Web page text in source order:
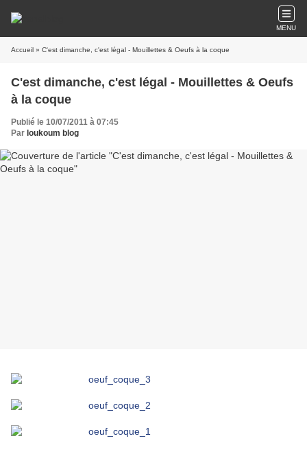
MENU
Accueil » C'est dimanche, c'est légal - Mouillettes & Oeufs à la coque
C'est dimanche, c'est légal - Mouillettes & Oeufs
à la coque
Publié le 10/07/2011 à 07:45
Par loukoum blog